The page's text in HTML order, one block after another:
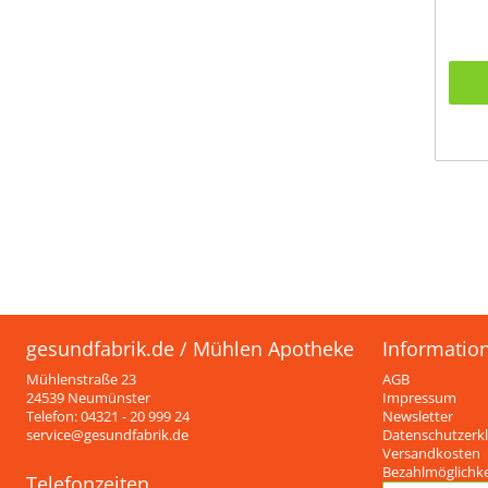
gesundfabrik.de / Mühlen Apotheke
Mühlenstraße 23
24539 Neumünster
Telefon: 04321 - 20 999 24
service@gesundfabrik.de
AGB
Impressum
Newsletter
Versandkosten